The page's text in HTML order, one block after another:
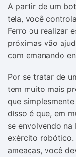
A partir de um
tela, você
Ferro ou realizar
próximas vão
com emanando
Por se tratar de
tem muito mais
que
disso é que, em
se envolvendo
exército robótico.
ameaças, você